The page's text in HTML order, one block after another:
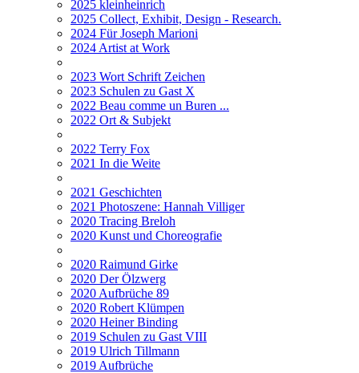
2025 kleinheinrich
2025 Collect, Exhibit, Design - Research.
2024 Für Joseph Marioni
2024 Artist at Work
2023 Wort Schrift Zeichen
2023 Schulen zu Gast X
2022 Beau comme un Buren ...
2022 Ort & Subjekt
2022 Terry Fox
2021 In die Weite
2021 Geschichten
2021 Photoszene: Hannah Villiger
2020 Tracing Breloh
2020 Kunst und Choreografie
2020 Raimund Girke
2020 Der Ölzwerg
2020 Aufbrüche 89
2020 Robert Klümpen
2020 Heiner Binding
2019 Schulen zu Gast VIII
2019 Ulrich Tillmann
2019 Aufbrüche